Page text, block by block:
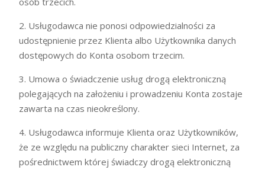
2. Usługodawca nie ponosi odpowiedzialności za
udostępnienie przez Klienta albo Użytkownika danych
dostępowych do Konta osobom trzecim.
3. Umowa o świadczenie usług drogą elektroniczną
polegających na założeniu i prowadzeniu Konta zostaje
zawarta na czas nieokreślony.
4. Usługodawca informuje Klienta oraz Użytkowników,
że ze względu na publiczny charakter sieci Internet, za
pośrednictwem której świadczy drogą elektroniczną